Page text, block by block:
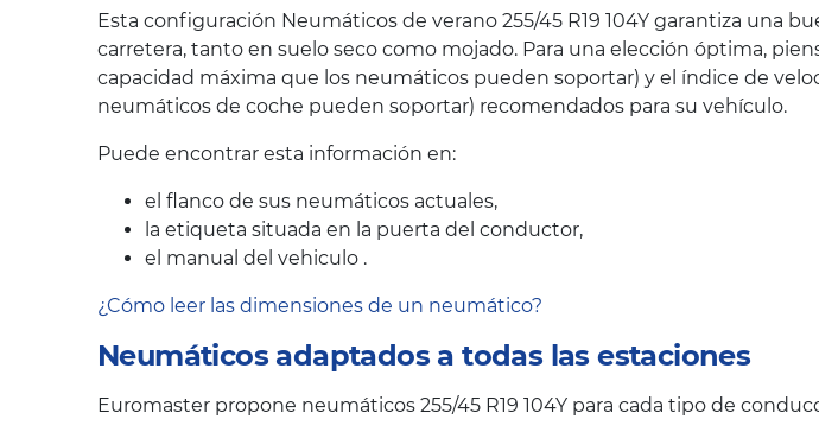
Esta configuración Neumáticos de verano 255/45 R19 104Y garantiza una
carretera, tanto en suelo seco como mojado. Para una elección óptima,
capacidad máxima que los neumáticos pueden soportar) y el índice de
neumáticos de coche pueden soportar) recomendados para su vehículo.
Puede encontrar esta información en:
el flanco de sus neumáticos actuales,
la etiqueta situada en la puerta del conductor,
el manual del vehiculo .
¿Cómo leer las dimensiones de un neumático?
Neumáticos adaptados a todas las estaciones
Euromaster propone neumáticos 255/45 R19 104Y para cada tipo de